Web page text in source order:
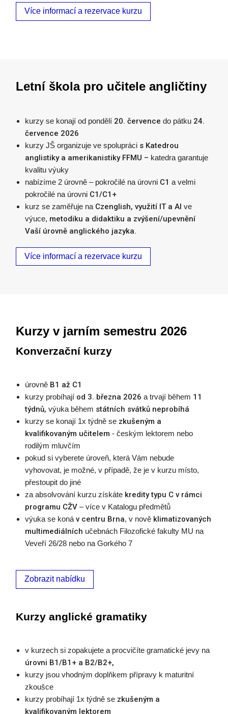
Více informací a rezervace kurzu
Letní škola pro učitele angličtiny
kurzy se konají od pondělí 20. července do pátku 24.
července 2026
kurzy JŠ organizuje ve spolupráci s Katedrou
anglistiky a amerikanistiky FFMU – katedra garantuje
kvalitu výuky
nabízíme 2 úrovně – pokročilé na úrovni C1 a velmi
pokročilé na úrovni C1/C1+
kurz se zaměřuje na Czenglish, využití IT a AI ve
výuce, metodiku a didaktiku a zvýšení/upevnění
Vaší úrovně anglického jazyka.
Více informací a rezervace kurzu
Kurzy v jarním semestru 2026
Konverzační kurzy
úrovně B1 až C1
kurzy probíhají od 3. března 2026 a trvají během 11
týdnů, výuka během státních svátků neprobíhá
kurzy se konají 1x týdně se zkušeným a
kvalifikovaným učitelem - českým lektorem nebo
rodilým mluvčím
pokud si vyberete úroveň, která Vám nebude
vyhovovat, je možné, v případě, že je v kurzu místo,
přestoupit do jiné
za absolvování kurzu získáte kredity typu C v rámci
programu CŽV– více v Katalogu předmětů
výuka se konáv centru Brna, v nově klimatizovaných
multimediálních učebnách Filozofické fakulty MU na
Veveří 26/28 nebo na Gorkého 7
Zobrazit nabídku
Kurzy anglické gramatiky
v kurzech si zopakujete a procvičíte gramatické jevy na
úrovni B1/B1+ a B2/B2+,
kurzy jsou vhodným doplňkem přípravy k maturitní
zkoušce
kurzy probíhají 1x týdně se zkušeným a
kvalifikovaným lektorem